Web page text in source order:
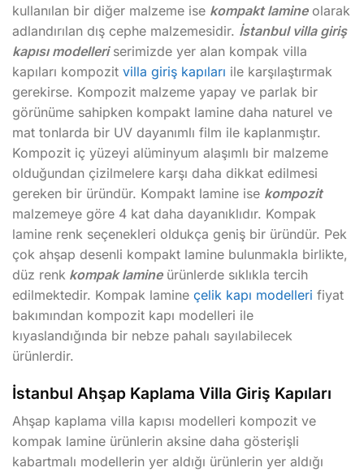
kullanılan bir diğer malzeme ise kompakt lamineolarak
adlandırılan dış cephe malzemesidir. İstanbul villa giriş
kapısı modelleriserimizde yer alan kompak villa
kapıları kompozit villa giriş kapıları ile karşılaştırmak
gerekirse. Kompozit malzeme yapay ve parlak bir
görünüme sahipken kompakt lamine daha naturel ve
mat tonlarda bir UV dayanımlı film ile kaplanmıştır.
Kompozit iç yüzeyi alüminyum alaşımlı bir malzeme
olduğundan çizilmelere karşı daha dikkat edilmesi
gereken bir üründür. Kompakt lamine ise kompozit
malzemeye göre 4 kat daha dayanıklıdır. Kompak
lamine renk seçenekleri oldukça geniş bir üründür. Pek
çok ahşap desenli kompakt lamine bulunmakla birlikte,
düz renk kompak lamineürünlerde sıklıkla tercih
edilmektedir. Kompak lamine çelik kapı modelleri fiyat
bakımından kompozit kapı modelleri ile
kıyaslandığında bir nebze pahalı sayılabilecek
ürünlerdir.
İstanbul Ahşap Kaplama Villa Giriş Kapıları
Ahşap kaplama villa kapısı modelleri kompozit ve
kompak lamine ürünlerin aksine daha gösterişli
kabartmalı modellerin yer aldığı ürünlerin yer aldığı